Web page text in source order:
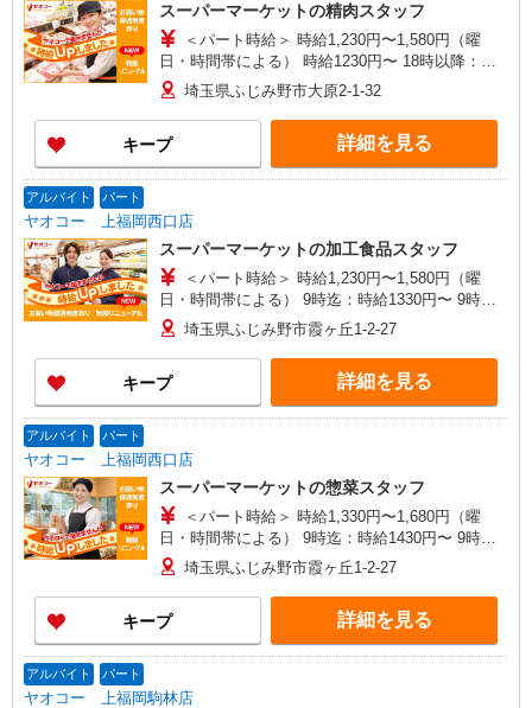
スーパーマーケットの精肉スタッフ
＜パート時給＞ 時給1,230円〜1,580円（曜
日・時間帯による） 時給1230円〜 18時以降：時
給1380円〜 19時以降：時給1480円〜 ★土曜＋100
円 ★日・祝＋100円 ※アルバイトさんの時給や募
集内容はお問い合わせください
埼玉県ふじみ野市大原2-1-32
キープ 詳細を見る
アルバイト パート
ヤオコー 上福岡西口店
スーパーマーケットの加工食品スタッフ
＜パート時給＞ 時給1,230円〜1,580円（曜
日・時間帯による） 9時迄：時給1330円〜 9時以
降：時給1230円〜 18時以降：時給1380円〜 19時
以降：時給1480円〜 ★土曜＋100円 ★日・祝＋
100円 ※アルバイトさんの時給や募集内容はお問
い合わせください
埼玉県ふじみ野市霞ヶ丘1-2-27
キープ 詳細を見る
アルバイト パート
ヤオコー 上福岡西口店
スーパーマーケットの惣菜スタッフ
＜パート時給＞ 時給1,330円〜1,680円（曜
日・時間帯による） 9時迄：時給1430円〜 9時以
降：時給1330円〜 18時以降：時給1480円〜 19時
以降：時給1580円〜 ★土曜＋100円 ★日・祝＋
100円 ※アルバイトさんの時給や募集内容はお問
い合わせください
埼玉県ふじみ野市霞ヶ丘1-2-27
キープ 詳細を見る
アルバイト パート
ヤオコー 上福岡駒林店